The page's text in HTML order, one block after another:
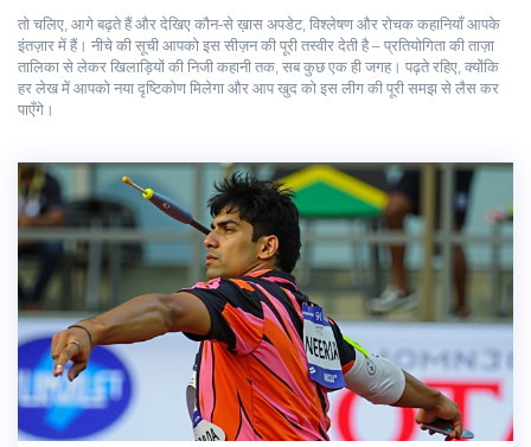
तो चलिए, आगे बढ़ते हैं और देखिए कौन‑से ख़ास अपडेट, विश्लेषण और रोचक कहानियाँ आपके
इंतज़ार में हैं। नीचे की सूची आपको इस सीज़न की पूरी तस्वीर देती है – प्रतियोगिता की ताज़ा
तालिका से लेकर खिलाड़ियों की निजी कहानी तक, सब कुछ एक ही जगह। पढ़ते रहिए, क्योंकि
हर लेख में आपको नया दृष्टिकोण मिलेगा और आप खुद को इस लीग की पूरी समझ से लैस कर
पाएँगे।